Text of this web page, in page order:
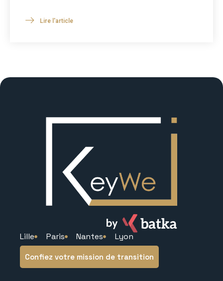
Lire l'article
Lille Paris Nantes Lyon
Confiez votre mission de transition